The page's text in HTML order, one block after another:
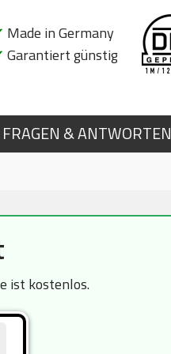
Made in Germany
Garantiert günstig
FRAGEN & ANTWORTEN
ist kostenlos.